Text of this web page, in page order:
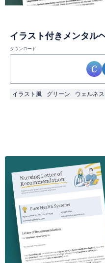
イラスト付きメンタル
ダウンロード
イラスト風 グリーン ウェルネス